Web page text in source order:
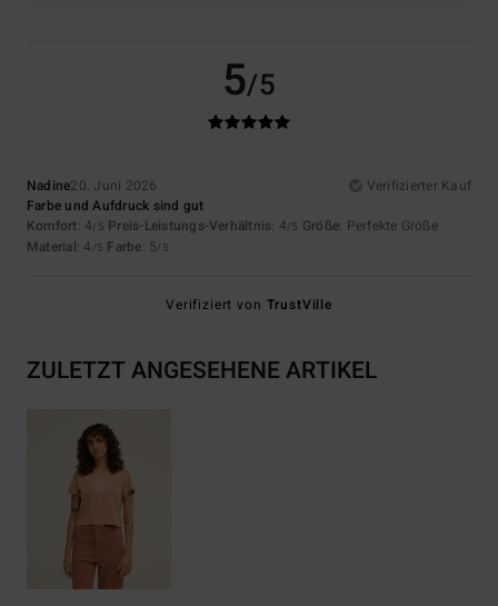
5/5
Nadine20. Juni 2026
Verifizierter Kauf
Farbe und Aufdruck sind gut
Komfort: 4/5 Preis-Leistungs-Verhältnis: 4/5 Größe: Perfekte Größe
Material: 4 /5 Farbe: 5/5
Verifiziert von TrustVille
ZULETZT ANGESEHENE ARTIKEL